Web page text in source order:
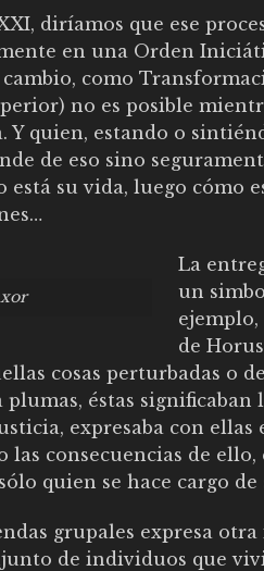
diríamos que ese
en una Orden
como
no es posible
Y quien, estando o
de eso sino
está su vida, luego cómo
La
un
de
cosas perturbadas o
plumas, éstas
expresaba con
las consecuencias de
quien se hace cargo
grupales expresa
de individuos que